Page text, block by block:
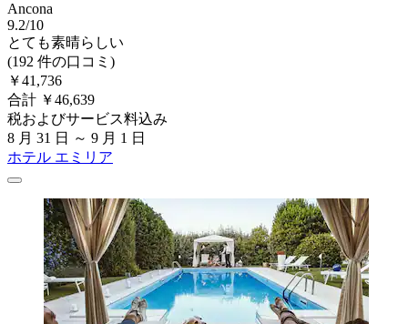
Ancona
9.2/10
とても素晴らしい
(192 件の口コミ)
￥41,736
合計 ￥46,639
税およびサービス料込み
8 月 31 日 ～ 9 月 1 日
ホテル エミリア